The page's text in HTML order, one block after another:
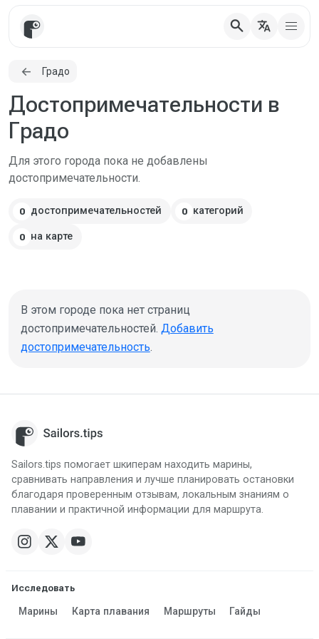
search translate
Градо
Достопримечательности в
Градо
Для этого города пока не добавлены
достопримечательности.
0 достопримечательностей 0 категорий
0 на карте
В этом городе пока нет страниц
достопримечательностей. Добавить
достопримечательность.
Sailors.tips помогает шкиперам находить марины,
сравнивать направления и лучше планировать остановки
благодаря проверенным отзывам, локальным знаниям о
плавании и практичной информации для маршрута.
Исследовать
Марины Карта плавания Маршруты Гайды